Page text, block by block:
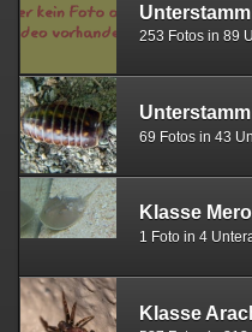
253 Fotos in 89
69 Fotos in 43
1 Foto in 4
Klasse